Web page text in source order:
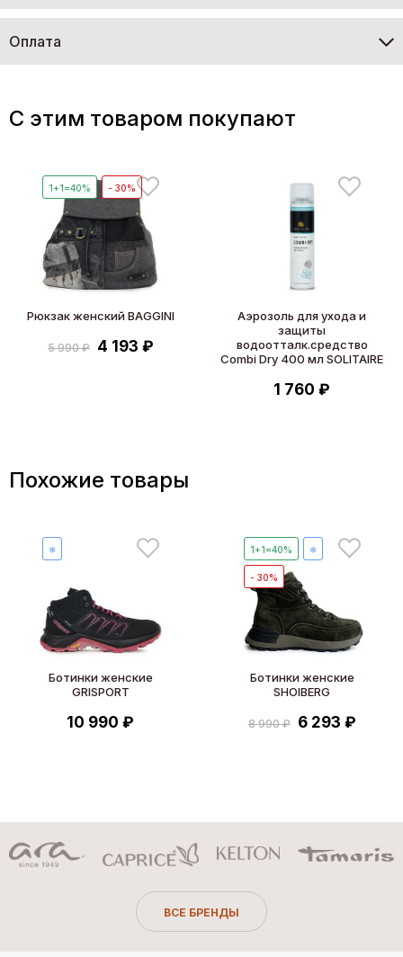
Оплата
C этим товаром покупают
1+1=40% - 30%
Рюкзак женский BAGGINI
5 990 ₽ 4 193 ₽
Аэрозоль для ухода и
защиты
водоотталк.средство
Combi Dry 400 мл SOLITAIRE
1 760 ₽
Похожие товары
❄
Ботинки женские
GRISPORT
10 990 ₽
1+1=40% ❄
- 30%
Ботинки женские
SHOIBERG
8 990 ₽ 6 293 ₽
ВСЕ БРЕНДЫ